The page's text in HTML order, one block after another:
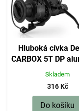
Hluboká cívka
CARBOX 5T DP
Skladem
316 Kč
Do košíku